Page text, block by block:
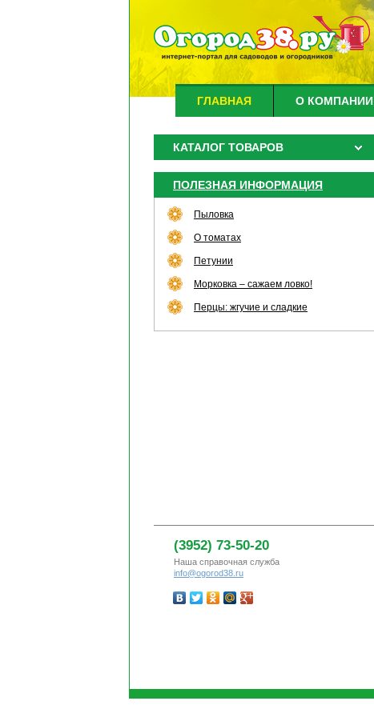
ГЛАВНАЯ О КОМПАНИИ
КАТАЛОГ ТОВАРОВ
ПОЛЕЗНАЯ ИНФОРМАЦИЯ
Пыловка
О томатах
Петунии
Морковка – сажаем ловко!
Перцы: жгучие и сладкие
(3952) 73-50-20
Наша справочная служба
info@ogorod38.ru